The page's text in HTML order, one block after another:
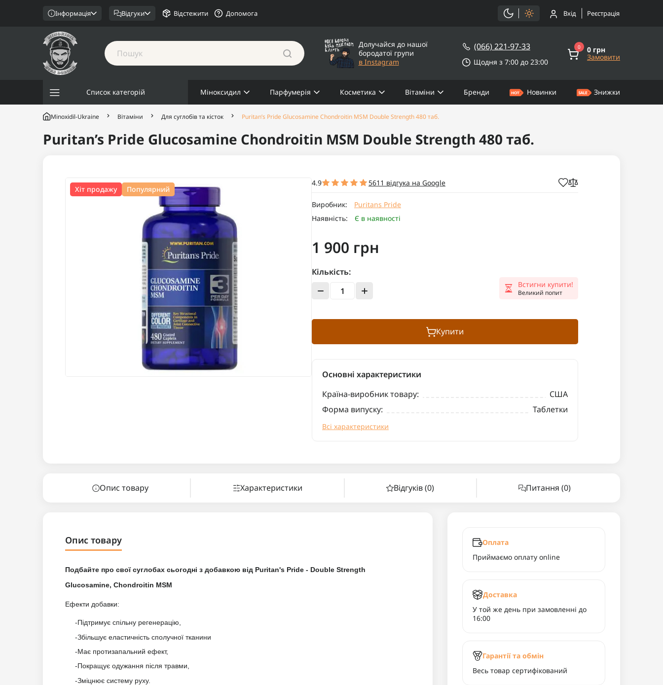
Інформація Відгуки Відстежити Допомога Вхід Реєстрація
Долучайся до нашої
бородатої групи
в Instagram
(066) 221-97-33
Щодня з 7:00 до 23:00
0 0 грн
Замовити
Список категорій Міноксидил Парфумерія Косметика Вітаміни Бренди Новинки Знижки
Minoxidil-Ukraine Вітаміни Для суглобів та кісток Puritan’s Pride Glucosamine Chondroitin MSM Double Strength 480 таб.
Puritan’s Pride Glucosamine Chondroitin MSM Double Strength 480 таб.
Хіт продажу Популярний
4.9 5611 відгука на Google
Виробник:
Puritans Pride
Наявність:
Є в наявності
1 900 грн
Кількість:
Встигни купити!
Великий попит
Купити
Основні характеристики
Країна-виробник товару:
США
Форма випуску:
Таблетки
Всі характеристики
Опис товару Характеристики Відгуків (0) Питання (0)
Опис товару
Подбайте про свої суглобах сьогодні з добавкою від Puritan's Pride - Double Strength
Glucosamine, Chondroitin MSM
Ефекти добавки:
-Підтримує спільну регенерацію,
-Збільшує еластичність сполучної тканини
-Має протизапальний ефект,
-Покращує одужання після травми,
-Зміцнює систему руху.
Оплата
Приймаємо оплату online
Доставка
У той же день при замовленні до
16:00
Гарантії та обмін
Весь товар сертифікований